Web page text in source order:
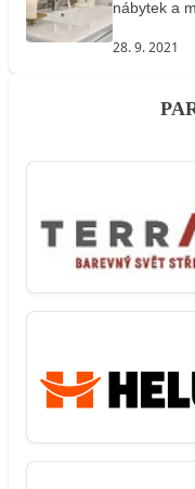
nábytek a
28. 9. 2021